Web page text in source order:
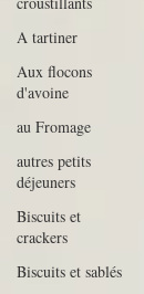
A tartiner
Aux flocons
d'avoine
au Fromage
autres petits
déjeuners
Biscuits et
crackers
Biscuits et sablés